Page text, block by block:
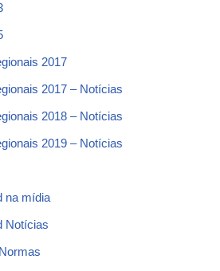
2017
2017 – Notícias
2018 – Notícias
2019 – Notícias
na mídia
Notícias